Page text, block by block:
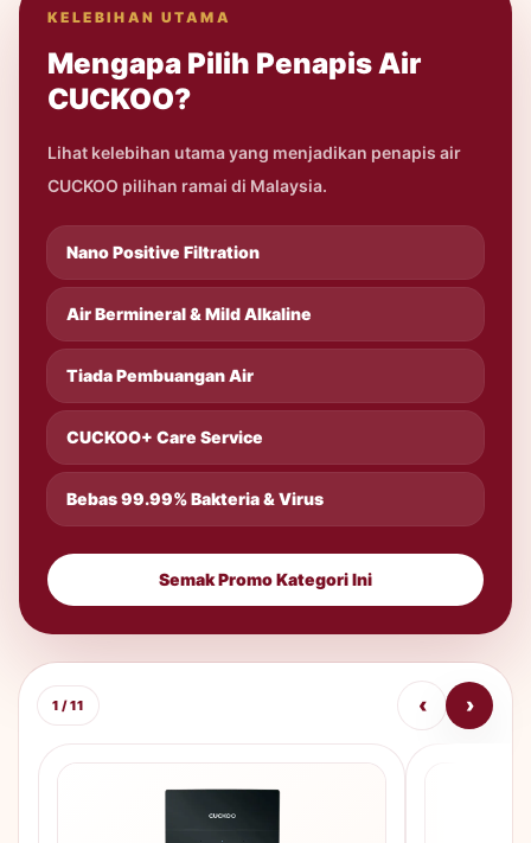
KELEBIHAN UTAMA
Mengapa Pilih Penapis Air
CUCKOO?
Lihat kelebihan utama yang menjadikan penapis air
CUCKOO pilihan ramai di Malaysia.
Nano Positive Filtration
Air Bermineral & Mild Alkaline
Tiada Pembuangan Air
CUCKOO+ Care Service
Bebas 99.99% Bakteria & Virus
Semak Promo Kategori Ini
1 / 11 ‹ ›